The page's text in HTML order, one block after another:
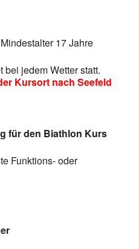
Mindestalter 17 Jahre
bei jedem Wetter statt.
Kursort nach Seefeld
für den Biathlon Kurs
Funktions- oder